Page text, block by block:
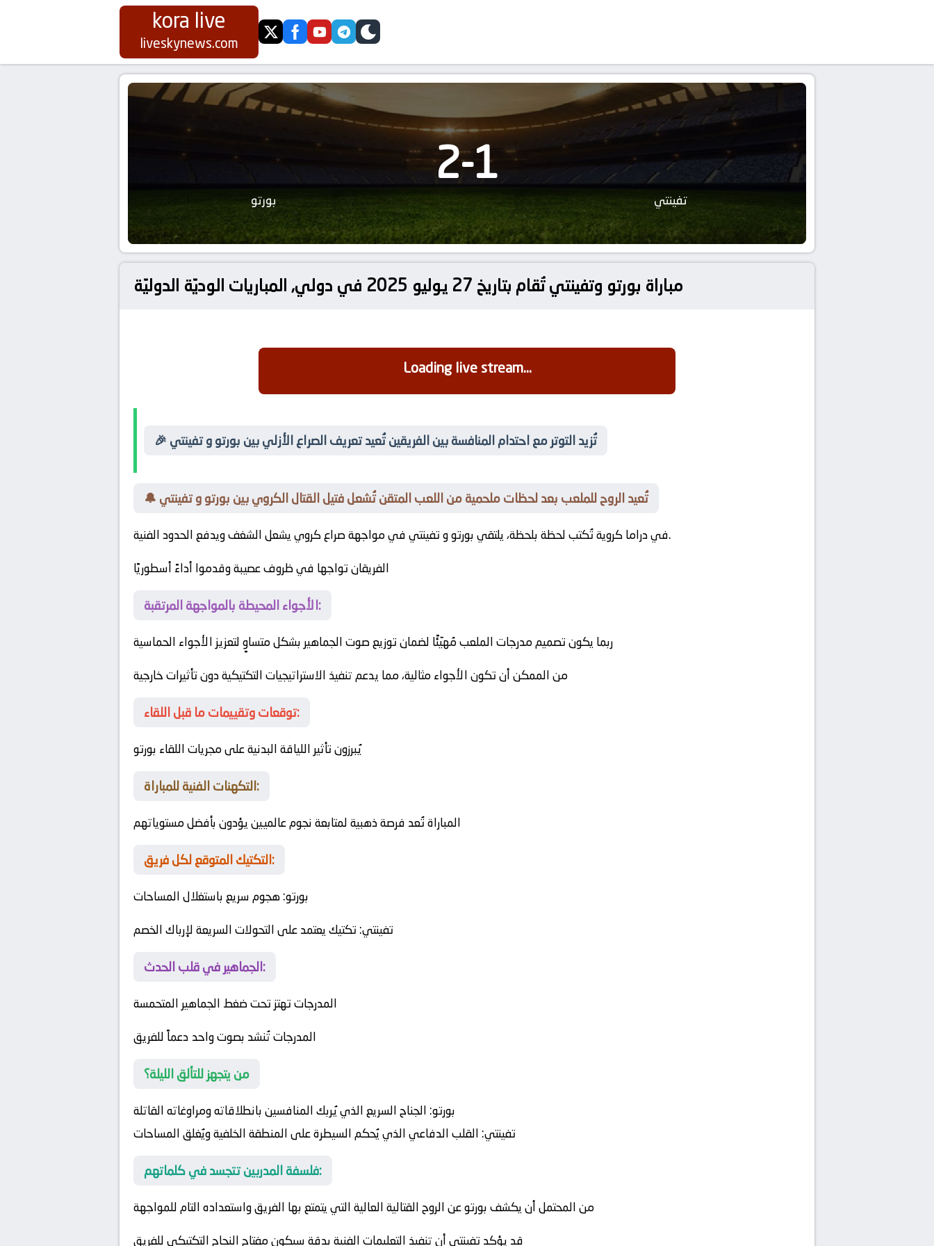
kora live
liveskynews.com twitterfacebookyoutubetelegram
skin
بورتو
2-1
تفينتي
مباراة بورتو وتفينتي تُقام بتاريخ 27 يوليو 2025 في دولي, المباريات الوديّة الدوليّة
Loading live stream...
🎉 تُزيد التوتر مع احتدام المنافسة بين الفريقين تُعيد تعريف الصراع الأزلي بين بورتو و تفينتي
🔔 تُعيد الروح للملعب بعد لحظات ملحمية من اللعب المتقن تُشعل فتيل القتال الكروي بين بورتو و تفينتي
في دراما كروية تُكتب لحظة بلحظة، يلتقيبورتووتفينتي
في مواجهة صراع كروي يشعل الشغف ويدفع الحدود الفنية.
الفريقان تواجها في ظروف عصيبة وقدموا أداءً أسطوريًا
الأجواء المحيطة بالمواجهة المرتقبة:
ربما يكون تصميم مدرجات الملعب مُهيّئًا لضمان توزيع صوت الجماهير بشكل متساوٍ لتعزيز الأجواء الحماسية
من الممكن أن تكون الأجواء مثالية، مما يدعم تنفيذ الاستراتيجيات التكتيكية دون تأثيرات خارجية
توقعات وتقييمات ما قبل اللقاء:
يُبرزون تأثير اللياقة البدنية على مجريات اللقاء بورتو
التكهنات الفنية للمباراة:
المباراة تُعد فرصة ذهبية لمتابعة نجوم عالميين يؤدون بأفضل مستوياتهم
التكتيك المتوقع لكل فريق:
بورتو: هجوم سريع باستغلال المساحات
تفينتي: تكتيك يعتمد على التحولات السريعة لإرباك الخصم
الجماهير في قلب الحدث:
المدرجات تهتز تحت ضغط الجماهير المتحمسة
المدرجات تُنشد بصوت واحد دعماً للفريق
من يتجهز للتألق الليلة؟
بورتو: الجناح السريع الذي يُربك المنافسين بانطلاقاته ومراوغاته القاتلة
تفينتي: القلب الدفاعي الذي يُحكم السيطرة على المنطقة الخلفية ويُغلق المساحات
فلسفة المدربين تتجسد في كلماتهم:
من المحتمل أن يكشف بورتو عن الروح القتالية العالية التي يتمتع بها الفريق واستعداده التام للمواجهة
قد يؤكد تفينتي أن تنفيذ التعليمات الفنية بدقة سيكون مفتاح النجاح التكتيكي للفريق